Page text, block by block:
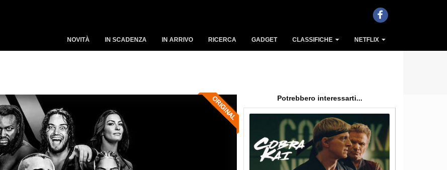
NOVITÀ IN SCADENZA IN ARRIVO RICERCA GADGET CLASSIFICHE NETFLIX
Potrebbero interessarti...